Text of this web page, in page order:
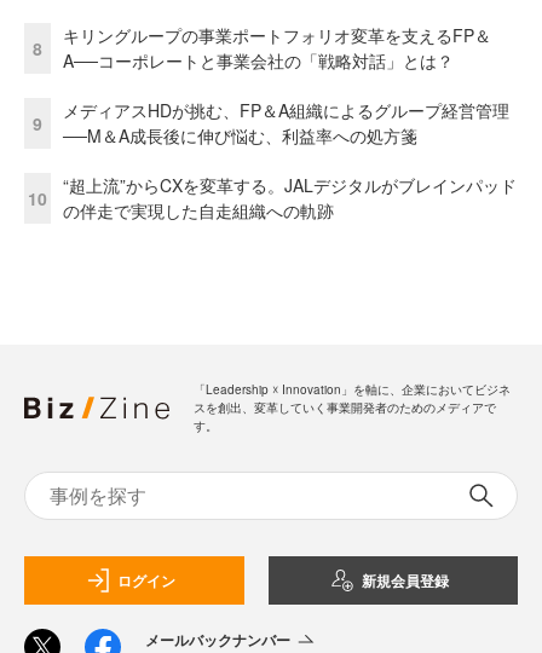
8
キリングループの事業ポートフォリオ変革を支えるFP＆
A──コーポレートと事業会社の「戦略対話」とは？
9
メディアスHDが挑む、FP＆A組織によるグループ経営管理
──M＆A成長後に伸び悩む、利益率への処方箋
10
“超上流”からCXを変革する。JALデジタルがブレインパッド
の伴走で実現した自走組織への軌跡
「Leadership ☓ Innovation」を軸に、企業においてビジネ
スを創出、変革していく事業開発者のためのメディアで
す。
ログイン 新規会員登録
メールバックナンバー